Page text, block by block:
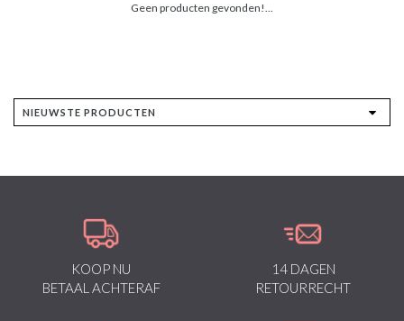
Geen producten gevonden!...
KOOP NU
BETAAL ACHTERAF
14 DAGEN
RETOURRECHT